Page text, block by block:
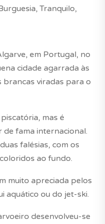
Tranquilo,
em Portugal, no
cidade agarrada às
brancas viradas para o
mas é
de fama internacional.
falésias, com os
ao fundo.
muito apreciada pelos
aquático ou do jet-ski.
desenvolveu-se